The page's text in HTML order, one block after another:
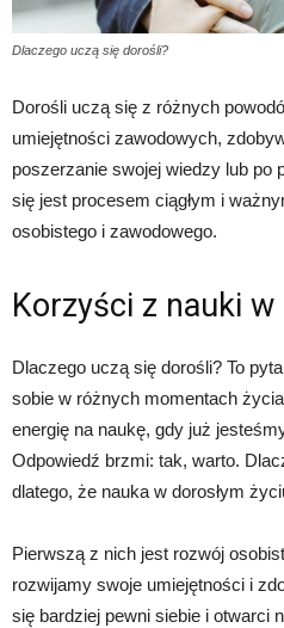
Dlaczego uczą się dorośli?
Dorośli uczą się z różnych
umiejętności zawodowych,
poszerzanie swojej wiedzy lub po
się jest procesem ciągłym i
osobistego i zawodowego.
Korzyści z nauki
Dlaczego uczą się dorośli? To
sobie w różnych momentach
energię na naukę, gdy już
Odpowiedź brzmi: tak, warto.
dlatego, że nauka w dorosłym
Pierwszą z nich jest rozwój
rozwijamy swoje umiejętności i
się bardziej pewni siebie i otwarci